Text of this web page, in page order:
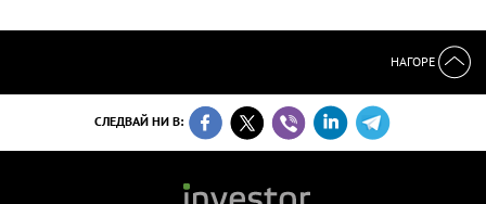
НАГОРЕ
СЛЕДВАЙ НИ В: